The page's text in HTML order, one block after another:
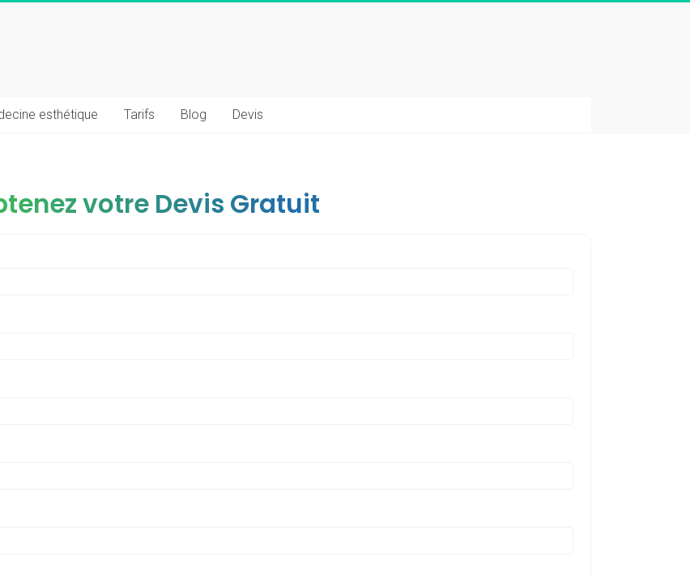
esthétique Tarifs Blog Devis
votre Devis Gratuit